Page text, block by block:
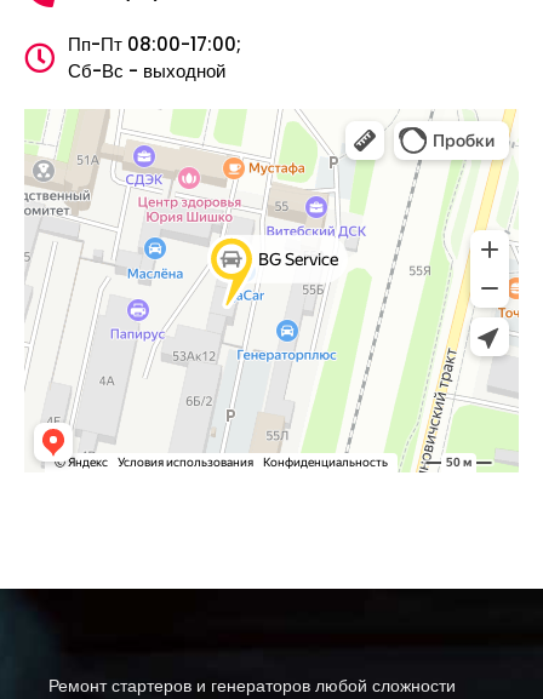
Пп-Пт 08:00-17:00;
Сб-Вс - выходной
Ремонт стартеров и генераторов любой сложности